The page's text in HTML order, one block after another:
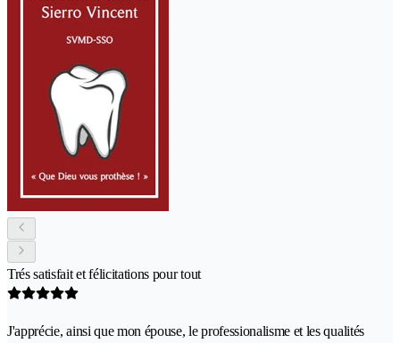
Trés satisfait et félicitations pour tout
J'apprécie, ainsi que mon épouse, le professionalisme et les qualités